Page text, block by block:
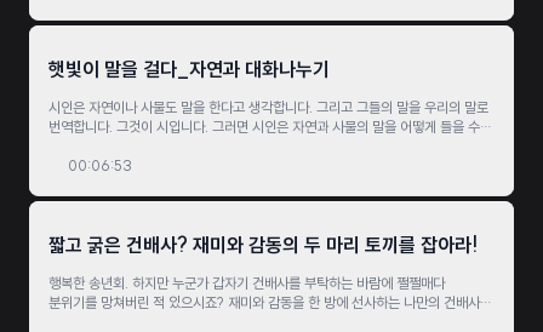
햇빛이 말을 걸다_자연과 대화나누기
시인은 자연이나 사물도 말을 한다고 생각합니다. 그리고 그들의 말을 우리의 말로
번역합니다. 그것이 시입니다. 그러면 시인은 자연과 사물의 말을 어떻게 들을 수
방법을 알아보시죠.
00:06:53
짧고 굵은 건배사? 재미와 감동의 두 마리 토끼를 잡아라!
행복한 송년회. 하지만 누군가 갑자기 건배사를 부탁하는 바람에 쩔쩔매다
분위기를 망쳐버린 적 있으시죠? 재미와 감동을 한 방에 선사하는 나만의 건배사,